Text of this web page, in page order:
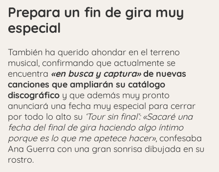
Prepara un fin de gira muy
especial
También ha querido ahondar en el terreno
musical, confirmando que actualmente se
encuentra «en busca y captura»de nuevas
canciones que ampliarán su catálogo
discográfico y que además muy pronto
anunciará una fecha muy especial para cerrar
por todo lo alto su ‘Tour sin final’: «Sacaré una
fecha del final de gira haciendo algo íntimo
porque es lo que me apetece hacer», confesaba
Ana Guerra con una gran sonrisa dibujada en su
rostro.